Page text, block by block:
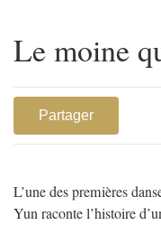
Le moine
Partager
L’une des premières
Yun raconte l’histoire